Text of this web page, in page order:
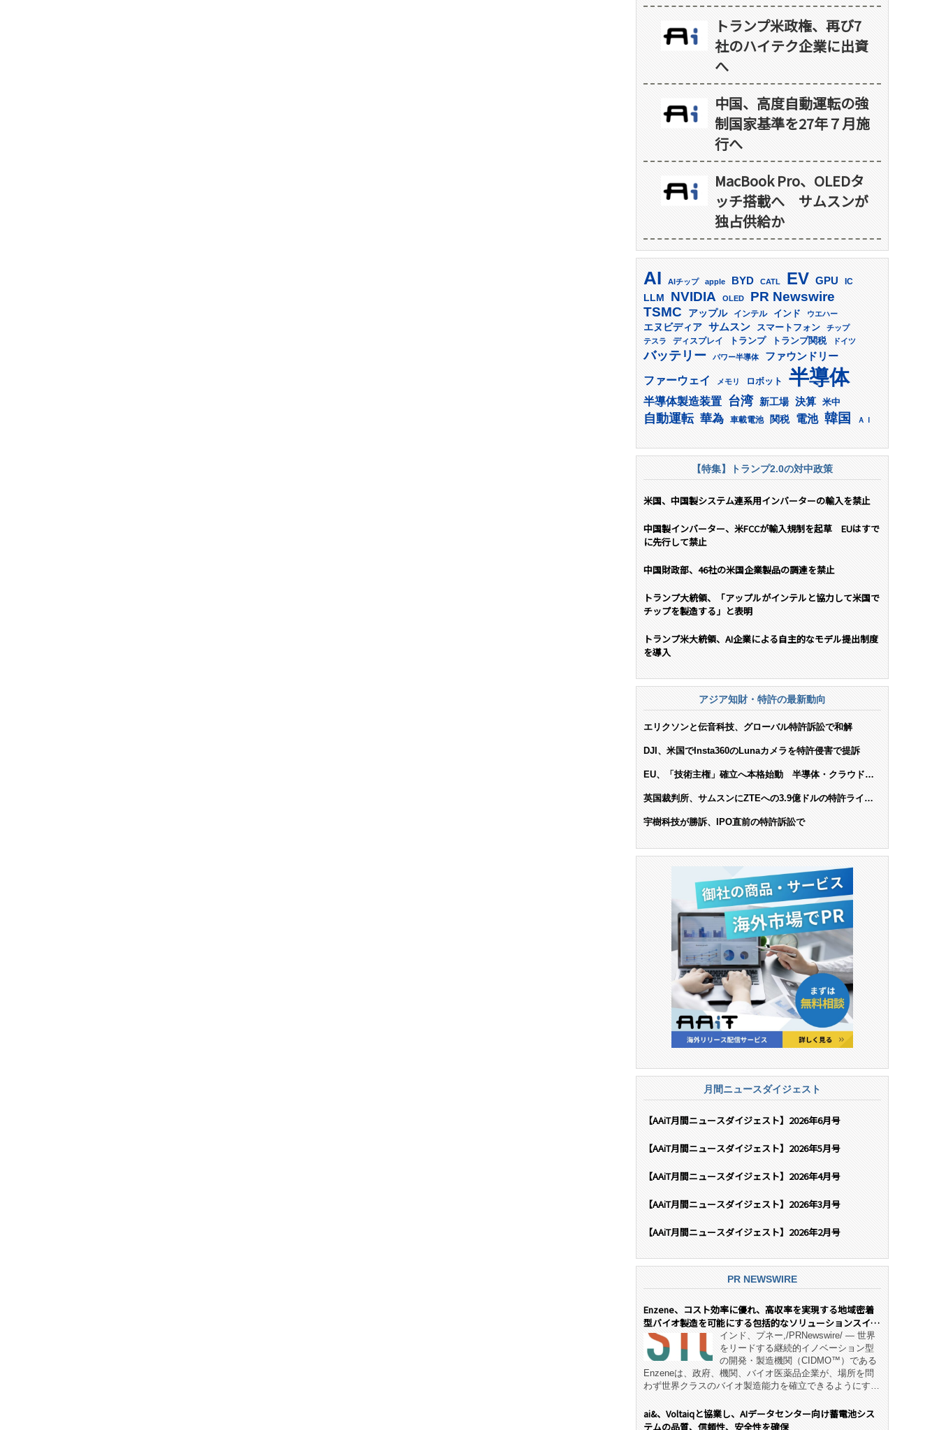
トランプ米政権、再び7
社のハイテク企業に出資
へ
中国、高度自動運転の強
制国家基準を27年７月施
行へ
MacBook Pro、OLEDタ
ッチ搭載へ サムスンが
独占供給か
AI AIチップ apple BYD CATL EV GPU IC
LLM NVIDIA OLED PR Newswire
TSMC アップル インテル インド ウエハー
エヌビディア サムスン スマートフォン
チップ
テスラ
ディスプレイ トランプ トランプ関税 ドイツ
バッテリー パワー半導体 ファウンドリー
ファーウェイ メモリ ロボット 半導体
半導体製造装置 台湾 新工場 決算 米中
自動運転 華為 車載電池 関税 電池 韓国 ＡＩ
【特集】トランプ2.0の対中政策
米国、中国製システム連系用インバーターの輸入を禁止
中国製インバーター、米FCCが輸入規制を起草 EUはすで
に先行して禁止
中国財政部、46社の米国企業製品の調達を禁止
トランプ大統領、「アップルがインテルと協力して米国で
チップを製造する」と表明
トランプ米大統領、AI企業による自主的なモデル提出制度
を導入
アジア知財・特許の最新動向
エリクソンと伝音科技、グローバル特許訴訟で和解
DJI、米国でInsta360のLunaカメラを特許侵害で提訴
EU、「技術主権」確立へ本格始動 半導体・クラウド・
英国裁判所、サムスンにZTEへの3.9億ドルの特許ライセ
宇樹科技が勝訴、IPO直前の特許訴訟で
月間ニュースダイジェスト
【AAiT月間ニュースダイジェスト】2026年6月号
【AAiT月間ニュースダイジェスト】2026年5月号
【AAiT月間ニュースダイジェスト】2026年4月号
【AAiT月間ニュースダイジェスト】2026年3月号
【AAiT月間ニュースダイジェスト】2026年2月号
PR NEWSWIRE
Enzene、コスト効率に優れ、高収率を実現する地域密着
型バイオ製造を可能にする包括的なソリューションスイー
ト「NeX™」 をリリースインド、プネー,/PRNewswire/ — 世界
をリードする継続的イノベーション型
の開発・製造機関（CIDMO™）である
Enzeneは、政府、機関、バイオ医薬品企業が、場所を問
わず世界クラスのバイオ製造能力を確立できるようにす
デル「NeX™」の立ち上げを発表しました。 同社の実績
あるEnzeneX® fully‑connected continuous
ai&、Voltaiqと協業し、AIデータセンター向け蓄電池シス
テムの品質、信頼性、安全性を確保